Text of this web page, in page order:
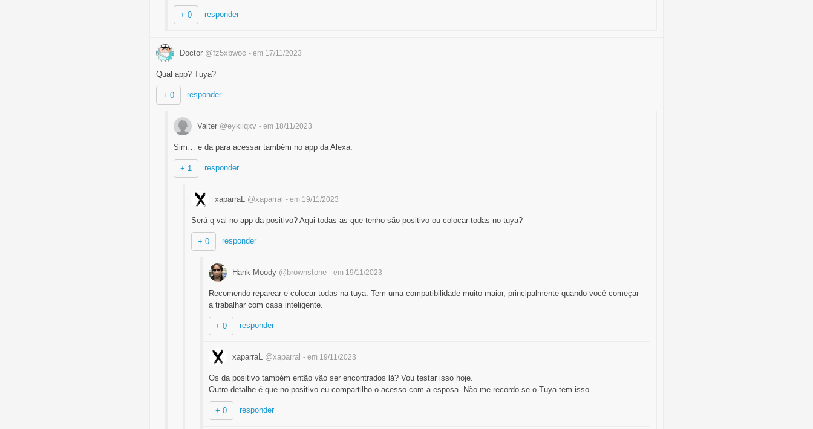
+ 0 responder
Doctor @fz5xbwoc - em 17/11/2023
Qual app? Tuya?
+ 0 responder
Valter @eykilqxv - em 18/11/2023
Sim… e da para acessar também no app da Alexa.
+ 1 responder
xaparraL @xaparral - em 19/11/2023
Será q vai no app da positivo? Aqui todas as que tenho são positivo ou colocar todas no tuya?
+ 0 responder
Hank Moody @brownstone - em 19/11/2023
Recomendo reparear e colocar todas na tuya. Tem uma compatibilidade muito maior, principalmente quando você começar
a trabalhar com casa inteligente.
+ 0 responder
xaparraL @xaparral - em 19/11/2023
Os da positivo também então vão ser encontrados lá? Vou testar isso hoje.
Outro detalhe é que no positivo eu compartilho o acesso com a esposa. Não me recordo se o Tuya tem isso
+ 0 responder